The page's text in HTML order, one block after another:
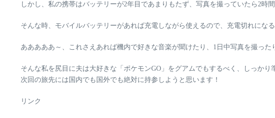
しかし、私の携帯はバッテリーが2年目であまりもたず、写真を撮っていたら2時
そんな時、モバイルバッテリーがあれば充電しながら使えるので、充電切れになる
あああああ～、これさえあれば機内で好きな音楽が聞けたり、1日中写真を撮った
そんな私を尻目に夫は大好きな「ポケモンGO」をグアムでもするべく、しっかり
次回の旅先には国内でも国外でも絶対に持参しようと思います！
リンク